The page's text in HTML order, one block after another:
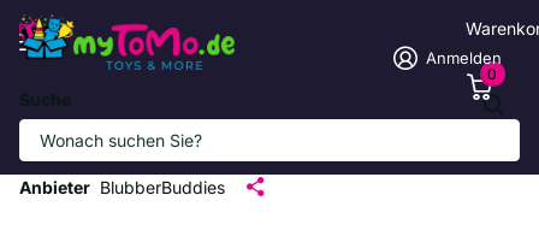
Suche
Anmelden
0
Spritzige Dinosaurier-
Seifenblasenmaschine für Kinder
Anbieter BlubberBuddies